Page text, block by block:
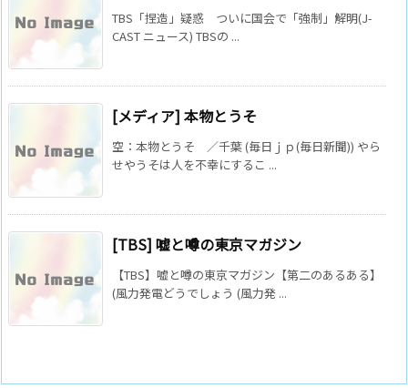
TBS「捏造」疑惑 ついに国会で「強制」解明(J-
CAST ニュース) TBSの ...
[メディア] 本物とうそ
空：本物とうそ ／千葉 (毎日ｊｐ(毎日新聞)) やら
せやうそは人を不幸にするこ ...
[TBS] 嘘と噂の東京マガジン
【TBS】嘘と噂の東京マガジン【第二のあるある】
(風力発電どうでしょう (風力発 ...